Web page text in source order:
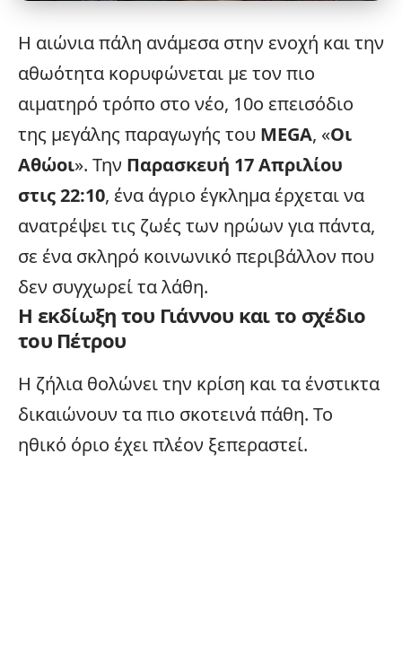
Η αιώνια πάλη ανάμεσα στην ενοχή και την
αθωότητα κορυφώνεται με τον πιο
αιματηρό τρόπο στο νέο, 10ο επεισόδιο
της μεγάλης παραγωγής του MEGA, «Οι
Αθώοι». Την Παρασκευή 17 Απριλίου
στις 22:10, ένα άγριο έγκλημα έρχεται να
ανατρέψει τις ζωές των ηρώων για πάντα,
σε ένα σκληρό κοινωνικό περιβάλλον που
δεν συγχωρεί τα λάθη.
Η εκδίωξη του Γιάννου και το σχέδιο
του Πέτρου
Η ζήλια θολώνει την κρίση και τα ένστικτα
δικαιώνουν τα πιο σκοτεινά πάθη. Το
ηθικό όριο έχει πλέον ξεπεραστεί.